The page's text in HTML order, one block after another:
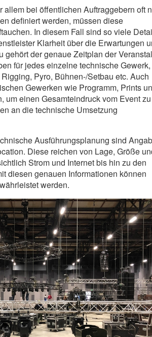
bei öffentlichen Auftraggebern oft
definiert werden, müssen diese
In diesem Fall sind so viele
Klarheit über die Erwartungen
gehört der genaue Zeitplan der
für jedes einzelne technische
Pyro, Bühnen-/Setbau etc. Auch
Gewerken wie Programm, Prints
um einen Gesamteindruck vom Event zu
an die technische Umsetzung
Ausführungsplanung sind
Diese reichen von Lage, Größe
Strom und Internet bis hin zu den
diesen genauen Informationen können
werden.